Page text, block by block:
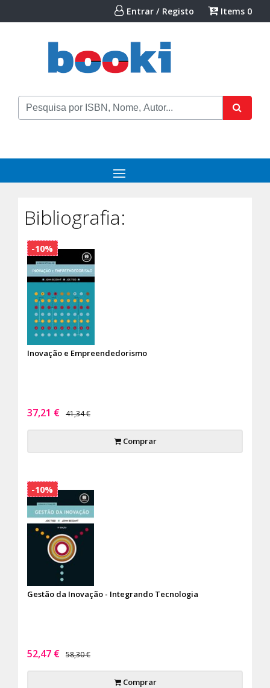
Entrar / Registo Items 0
Bibliografia:
Inovação e Empreendedorismo
37,21 € 41,34 €
Comprar
-10%
Gestão da Inovação - Integrando Tecnologia
52,47 € 58,30 €
Comprar
-10%